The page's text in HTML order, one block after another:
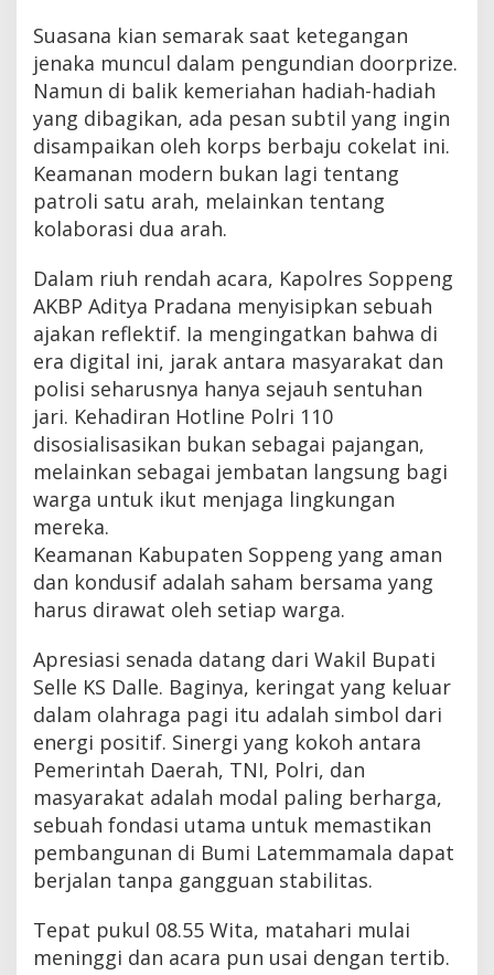
Suasana kian semarak saat ketegangan
jenaka muncul dalam pengundian doorprize.
Namun di balik kemeriahan hadiah-hadiah
yang dibagikan, ada pesan subtil yang ingin
disampaikan oleh korps berbaju cokelat ini.
Keamanan modern bukan lagi tentang
patroli satu arah, melainkan tentang
kolaborasi dua arah.
Dalam riuh rendah acara, Kapolres Soppeng
AKBP Aditya Pradana menyisipkan sebuah
ajakan reflektif. Ia mengingatkan bahwa di
era digital ini, jarak antara masyarakat dan
polisi seharusnya hanya sejauh sentuhan
jari. Kehadiran Hotline Polri 110
disosialisasikan bukan sebagai pajangan,
melainkan sebagai jembatan langsung bagi
warga untuk ikut menjaga lingkungan
mereka.
Keamanan Kabupaten Soppeng yang aman
dan kondusif adalah saham bersama yang
harus dirawat oleh setiap warga.
Apresiasi senada datang dari Wakil Bupati
Selle KS Dalle. Baginya, keringat yang keluar
dalam olahraga pagi itu adalah simbol dari
energi positif. Sinergi yang kokoh antara
Pemerintah Daerah, TNI, Polri, dan
masyarakat adalah modal paling berharga,
sebuah fondasi utama untuk memastikan
pembangunan di Bumi Latemmamala dapat
berjalan tanpa gangguan stabilitas.
Tepat pukul 08.55 Wita, matahari mulai
meninggi dan acara pun usai dengan tertib.